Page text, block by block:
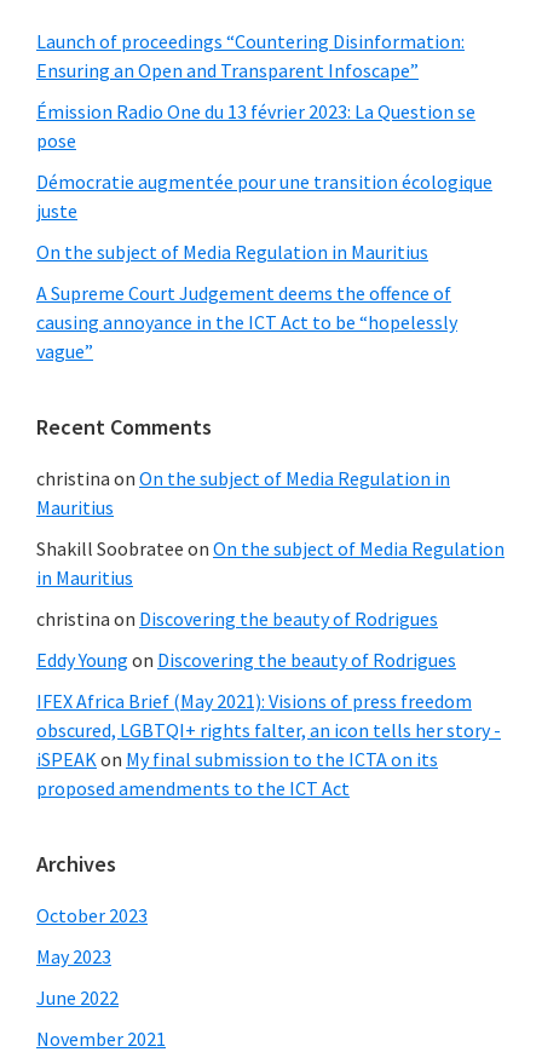
Launch of proceedings “Countering Disinformation:
Ensuring an Open and Transparent Infoscape”
Émission Radio One du 13 février 2023: La Question se
pose
Démocratie augmentée pour une transition écologique
juste
On the subject of Media Regulation in Mauritius
A Supreme Court Judgement deems the offence of
causing annoyance in the ICT Act to be “hopelessly
vague”
Recent Comments
christina on On the subject of Media Regulation in
Mauritius
Shakill Soobratee on On the subject of Media Regulation
in Mauritius
christina on Discovering the beauty of Rodrigues
Eddy Young on Discovering the beauty of Rodrigues
IFEX Africa Brief (May 2021): Visions of press freedom
obscured, LGBTQI+ rights falter, an icon tells her story -
iSPEAKon My final submission to the ICTA on its
proposed amendments to the ICT Act
Archives
October 2023
May 2023
June 2022
November 2021